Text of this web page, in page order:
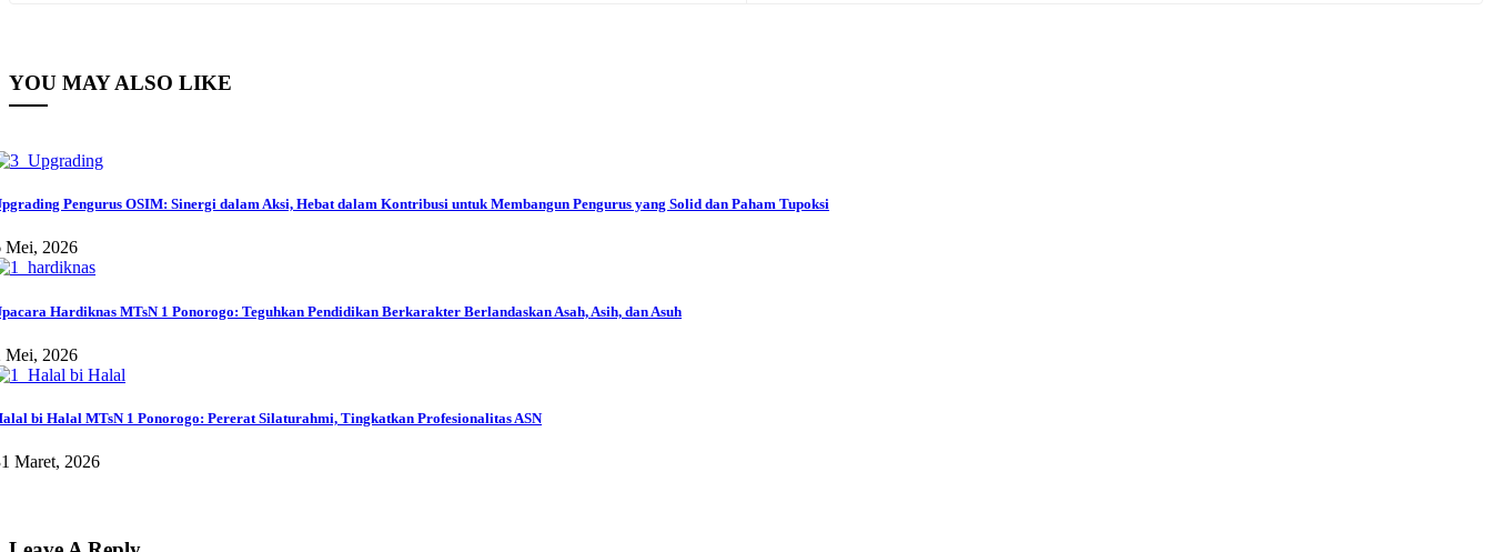
YOU MAY ALSO LIKE
Pengurus OSIM: Sinergi dalam Aksi, Hebat dalam Kontribusi untuk Membangun Pengurus yang Solid dan Paham Tupoksi
Mei, 2026
Hardiknas MTsN 1 Ponorogo: Teguhkan Pendidikan Berkarakter Berlandaskan Asah, Asih, dan Asuh
Mei, 2026
bi Halal MTsN 1 Ponorogo: Pererat Silaturahmi, Tingkatkan Profesionalitas ASN
Maret, 2026